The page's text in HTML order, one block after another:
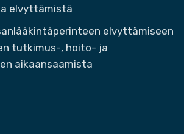
elvyttämistä
elvyttämiseen
tutkimus-, hoito- ja
aikaansaamista